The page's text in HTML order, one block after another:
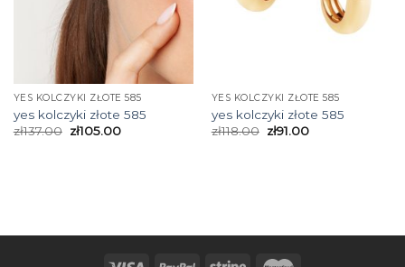
YES KOLCZYKI ZŁOTE 585
yes kolczyki złote 585
zł137.00 zł105.00
YES KOLCZYKI ZŁOTE 585
yes kolczyki złote 585
zł118.00 zł91.00